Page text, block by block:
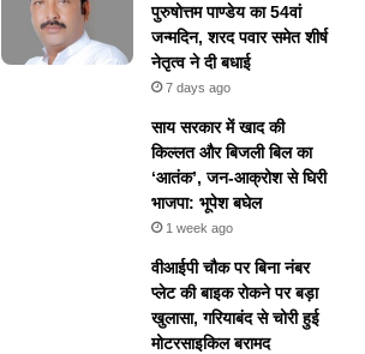
पुरुषोत्तम पाण्डेय का 54वां
जन्मदिन, शरद पवार समेत शीर्ष
नेतृत्व ने दी बधाई
7 days ago
​साय सरकार में खाद की
किल्लत और बिजली बिल का
‘आतंक’, जन-आक्रोश से घिरी
भाजपा: भूपेश बघेल
1 week ago
वीआईपी चौक पर बिना नंबर
प्लेट की बाइक रोकने पर बड़ा
खुलासा, गरियाबंद से चोरी हुई
मोटरसाइकिल बरामद